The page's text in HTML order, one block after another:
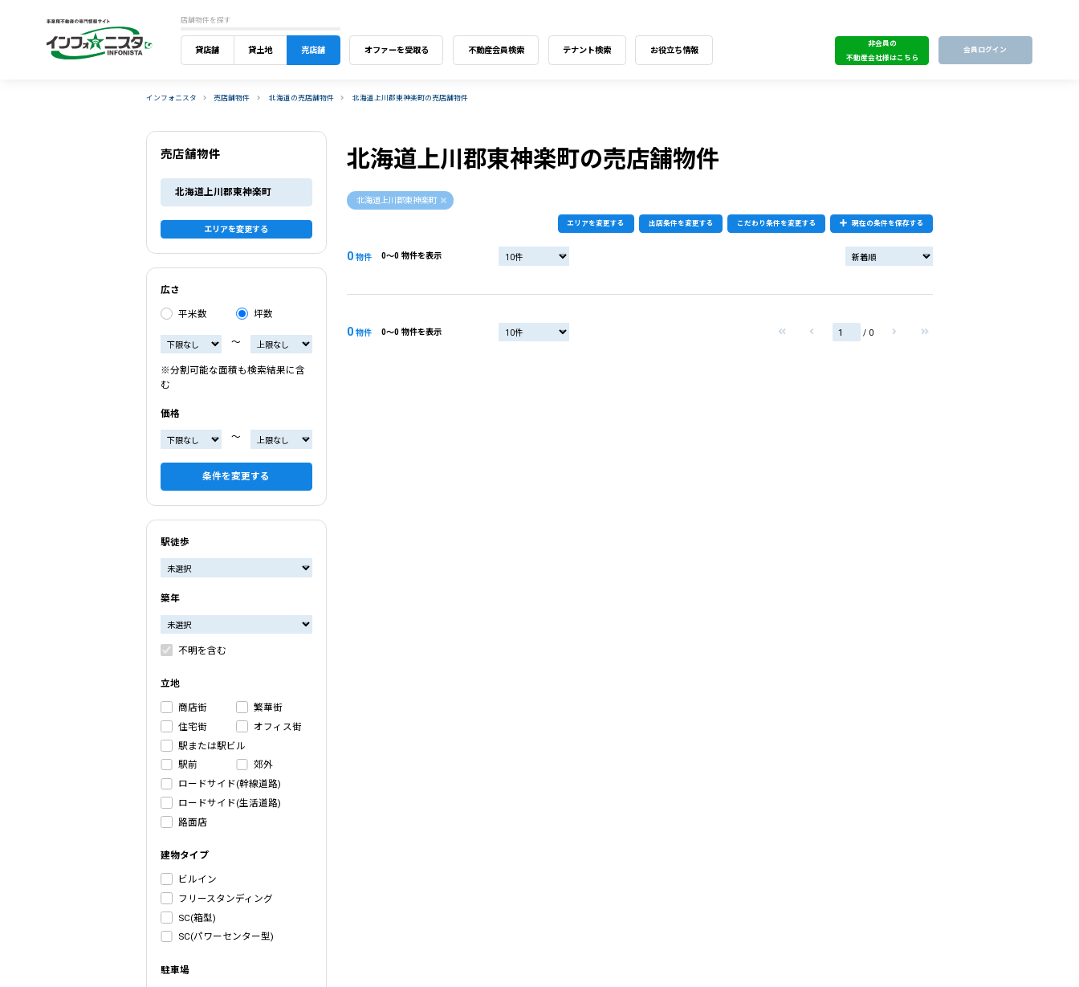
店舗物件を探す
貸店舗 貸土地 売店舗 オファーを受取る 不動産会員検索 テナント検索 お役立ち情報
非会員の
不動産会社様はこちら
会員ログイン
インフォニスタ 売店舗物件 北海道の売店舗物件 北海道上川郡東神楽町の売店舗物件
北海道上川郡東神楽町の売店舗物件
北海道上川郡東神楽町
エリアを変更する 出店条件を変更する こだわり条件を変更する 現在の条件を保存する
0物件 0〜0 物件を表示
0物件 0〜0 物件を表示 / 0
売店舗物件
北海道上川郡東神楽町
エリアを変更する
広さ
平米数 坪数
〜
※分割可能な面積も検索結果に含
む
価格
〜
条件を変更する
駅徒歩
築年
不明を含む
立地
商店街
繁華街
住宅街
オフィス街
駅または駅ビル
駅前
郊外
ロードサイド(幹線道路)
ロードサイド(生活道路)
路面店
建物タイプ
ビルイン
フリースタンディング
SC(箱型)
SC(パワーセンター型)
駐車場